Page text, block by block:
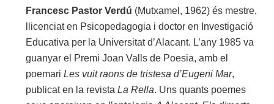
Francesc Pastor Verdú (Mutxamel, 1962) és mestre,
llicenciat en Psicopedagogia i doctor en Investigació
Educativa per la Universitat d’Alacant. L’any 1985 va
guanyar el Premi Joan Valls de Poesia, amb el
poemariLes vuit raons de tristesa d’Eugeni Mar,
publicat en la revistaLa Rella. Uns quants poemes